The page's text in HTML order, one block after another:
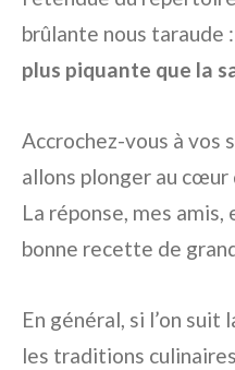
brûlante nous taraude :
plus piquante que la
Accrochez-vous à vos
allons plonger au
La réponse, mes amis,
bonne recette de
En général, si l’on suit
les traditions